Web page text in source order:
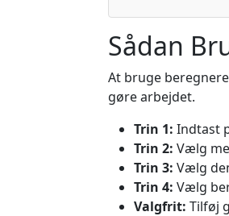
Sådan
At bruge
gøre arbejdet.
Trin 1: Indtast
Trin 2: Vælg
Trin 3: Vælg
Trin 4: Vælg
Valgfrit: Tilføj